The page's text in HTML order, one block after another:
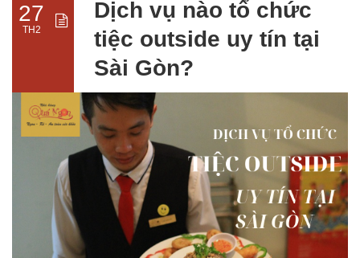
27
TH2
Dịch vụ nào tổ chức
tiệc outside uy tín tại
Sài Gòn?